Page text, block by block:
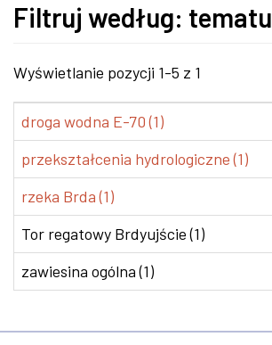
Filtruj według: tematu
Wyświetlanie pozycji 1-5 z 1
droga wodna E-70 (1)
przekształcenia hydrologiczne (1)
rzeka Brda (1)
Tor regatowy Brdyujście (1)
zawiesina ogólna (1)